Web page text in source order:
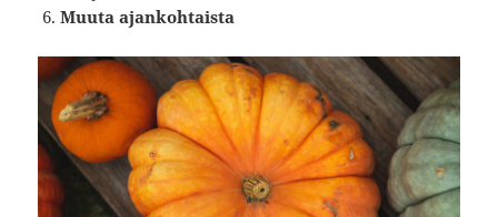
Muuta ajankohtaista